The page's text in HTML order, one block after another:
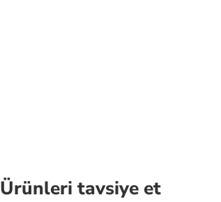
Ürünleri tavsiye et